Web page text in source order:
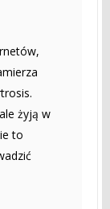
żyją w
to